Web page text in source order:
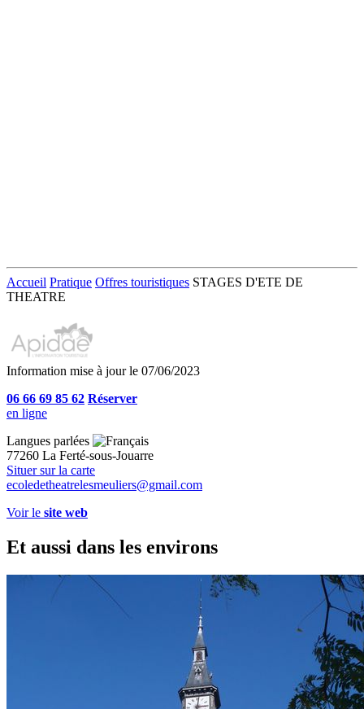
Accueil Pratique Offres touristiques STAGES D'ETE DE
THEATRE
Information mise à jour le 07/06/2023
06 66 69 85 62 Réserver
en ligne
Langues parlées
77260 La Ferté-sous-Jouarre
Situer sur la carte
ecoledetheatrelesmeuliers@gmail.com
Voir le site web
Et aussi dans les environs